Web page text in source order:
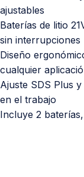
ajustables
Baterías de litio
sin interrupciones
Diseño
cualquier
Ajuste SDS Plus
en el trabajo
Incluye 2